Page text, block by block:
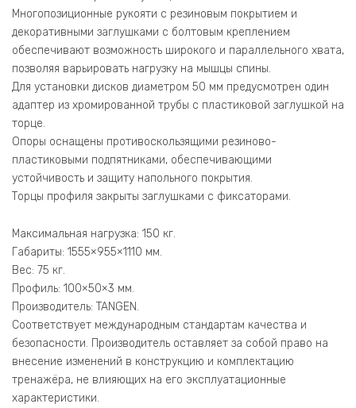
Многопозиционные рукояти с резиновым покрытием и
декоративными заглушками с болтовым креплением
обеспечивают возможность широкого и параллельного хвата,
позволяя варьировать нагрузку на мышцы спины.
Для установки дисков диаметром 50 мм предусмотрен один
адаптер из хромированной трубы с пластиковой заглушкой на
торце.
Опоры оснащены противоскользящими резиново-
пластиковыми подпятниками, обеспечивающими
устойчивость и защиту напольного покрытия.
Торцы профиля закрыты заглушками с фиксаторами.
Максимальная нагрузка: 150 кг.
Габариты: 1555×955×1110 мм.
Вес: 75 кг.
Профиль: 100×50×3 мм.
Производитель: TANGEN.
Соответствует международным стандартам качества и
безопасности. Производитель оставляет за собой право на
внесение изменений в конструкцию и комплектацию
тренажёра, не влияющих на его эксплуатационные
характеристики.